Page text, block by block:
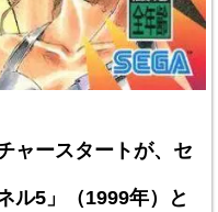
ャースタートが、セ
ル5」（1999年）と